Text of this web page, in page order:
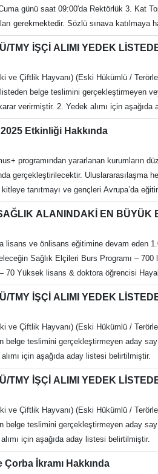
günü saat 09:00'da Rektörlük 3. Kat
gerekmektedir. Sözlü sınava
belirlenecektir. Bu duyuru tebliğ mahiyetinde olup
TMY İŞÇİ ALIMI YEDEK
ve Çiftlik Hayvanı) (Eski Hükümlü /
belge teslimini gerçekleştirmeyen
verirmiştir. 2. Yedek alımı için
kabul edilecektir.) Diploma veya
belgesi veya Terörle Mücadelede
Tam teşekküllü Devlet ya da
raporunun hazır olmaması
Etkinliği Hakkında
programından yararlanan kurumların
gerçekleştirilecektir. Uluslararasılaşma
tanıtmayı ve gençleri Avrupa’da
ALANINDAKİ EN
lisans ve önlisans eğitimine devam eden
Sağlık Elçileri Burs Programı –
70 Yüksek lisans & doktora öğrencisi
TMY İŞÇİ ALIMI YEDEK
ve Çiftlik Hayvanı) (Eski Hükümlü /
belge teslimini gerçekleştirmeyen aday
SÖZLÜ SINAVA GİRMEYE HAK KAZANAN ADAYLARDAN İSTENİLEN BELGELER Nüfus Cüzdanı Fotokopisi.
veya barkodlu e-devlet çıktısı kabul
geçici mezuniyet belgesi (Karekodlu
belgeleyen komutanlık yazısı
Hastanelerinden “Açık alan ve
edilebilir) Yedek adayların istenilen belgeleri 10.10.2025 tarihi mesai bitimine kadar Personel Daire
etmeleri gerekmektedir. Adaylardan
istenilecektir. ÖNEMLİ NOT : Sözlü
TMY İŞÇİ ALIMI YEDEK
ve Çiftlik Hayvanı) (Eski Hükümlü /
belge teslimini gerçekleştirmeyen aday
için aşağıda aday listesi belirtilmiştir. SÖZLÜ
veya barkodlu e-devlet çıktısı kabul
geçici mezuniyet belgesi (Karekodlu
İkramı Hakkında